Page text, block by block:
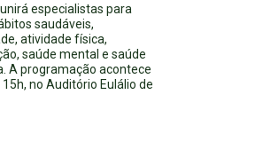
especialistas para
saudáveis,
atividade física,
saúde mental e saúde
A programação acontece
no Auditório Eulálio de